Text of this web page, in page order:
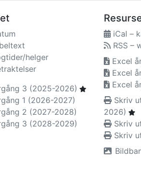
helger
3 (2025-2026)
1 (2026-2027)
2 (2027-2028)
3 (2028-2029)
iCal –
RSS –
Excel
Excel
Excel
Skriv
2026)
Skriv
Skriv